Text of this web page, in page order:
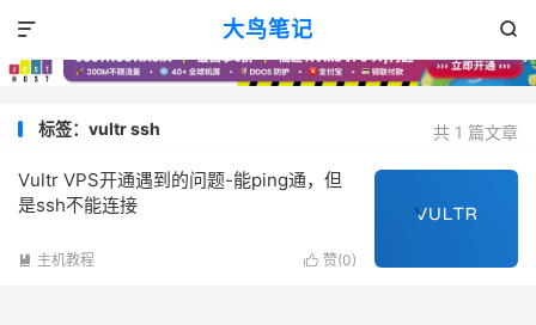
大鸟笔记 

共 1 篇文章
标签：vultr ssh
Vultr VPS开通遇到的问题-能ping通，但
是ssh不能连接
 赞(0)
 主机教程